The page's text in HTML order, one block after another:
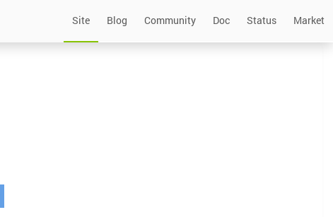
Site Blog Community Doc Status Market